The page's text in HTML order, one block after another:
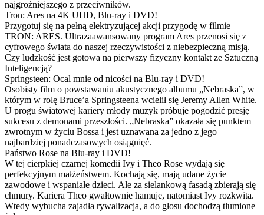
najgroźniejszego z przeciwników.
Tron: Ares na 4K UHD, Blu-ray i DVD!
Przygotuj się na pełną elektryzującej akcji przygodę w filmie
TRON: ARES. Ultrazaawansowany program Ares przenosi się z
cyfrowego świata do naszej rzeczywistości z niebezpieczną misją.
Czy ludzkość jest gotowa na pierwszy fizyczny kontakt ze Sztuczną
Inteligencją?
Springsteen: Ocal mnie od nicości na Blu-ray i DVD!
Osobisty film o powstawaniu akustycznego albumu „Nebraska”, w
którym w rolę Bruce’a Springsteena wcielił się Jeremy Allen White.
U progu światowej kariery młody muzyk próbuje pogodzić presję
sukcesu z demonami przeszłości. „Nebraska” okazała się punktem
zwrotnym w życiu Bossa i jest uznawana za jedno z jego
najbardziej ponadczasowych osiągnięć.
Państwo Rose na Blu-ray i DVD!
W tej cierpkiej czarnej komedii Ivy i Theo Rose wydają się
perfekcyjnym małżeństwem. Kochają się, mają udane życie
zawodowe i wspaniałe dzieci. Ale za sielankową fasadą zbierają się
chmury. Kariera Theo gwałtownie hamuje, natomiast Ivy rozkwita.
Wtedy wybucha zajadła rywalizacja, a do głosu dochodzą tłumione